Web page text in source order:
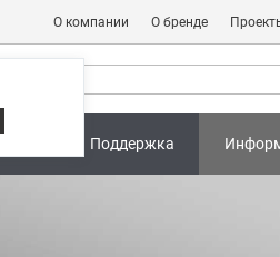
О компании О бренде
Поддержка
Адреса магазинов 8 (800)